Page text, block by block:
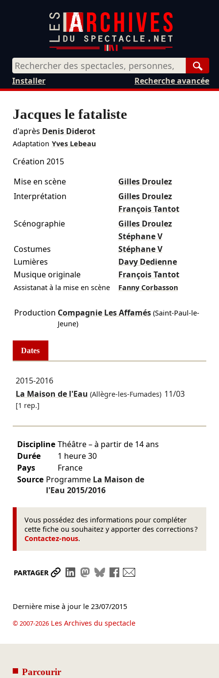
Recherche avancée
Installer
Jacques le fataliste
d'après Denis Diderot
Adaptation Yves Lebeau
Création 2015
Mise en scène
Gilles Droulez
Interprétation
Gilles Droulez
François Tantot
Scénographie
Gilles Droulez
Stéphane V
Costumes
Stéphane V
Lumières
Davy Dedienne
Musique originale
François Tantot
Assistanat à la mise en scène Fanny Corbasson
Production Compagnie Les Affamés(Saint-Paul-le-
Jeune)
Dates
2015-2016
La Maison de l'Eau (Allègre-les-Fumades) 11/03
[1 rep.]
Discipline Théâtre – à partir de 14 ans
Durée
1 heure 30
Pays
France
Source Programme La Maison de
l'Eau 2015/2016
Vous possédez des informations pour compléter
cette fiche ou souhaitez y apporter des corrections ?
Contactez-nous.
PARTAGER Partager le lien
Partager sur LinkedIn
Partager sur Mastodon
Partager sur Bluesky
Partager sur Facebook
Dernière mise à jour le 23/07/2015
© 2007-2026Les Archives du spectacle
Parcourir